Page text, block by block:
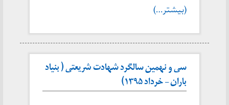
(بیشتر…)
سی و نهمین سالگرد شهادت شریعتی ( بنیاد
باران – خرداد ۱۳۹۵)